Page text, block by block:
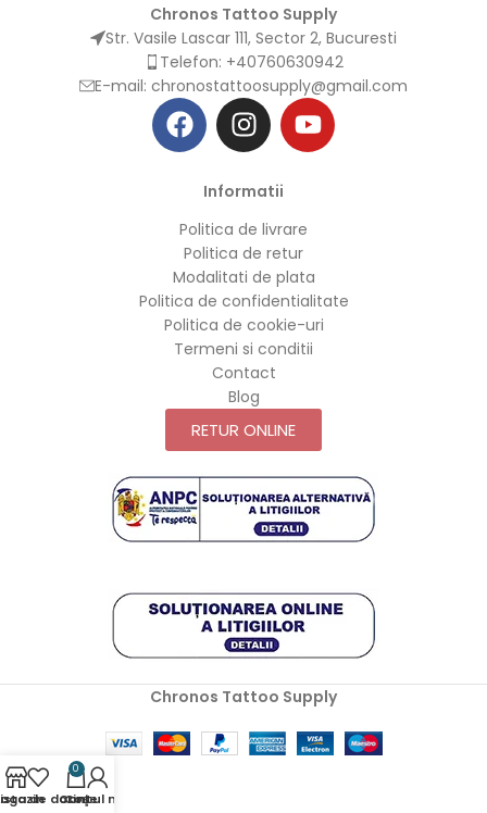
Chronos Tattoo Supply
Str. Vasile Lascar 111, Sector 2, Bucuresti
Telefon: +40760630942
E-mail: chronostattoosupply@gmail.com
Informatii
Politica de livrare
Politica de retur
Modalitati de plata
Politica de confidentialitate
Politica de cookie-uri
Termeni si conditii
Contact
Blog
RETUR ONLINE
Chronos Tattoo Supply
de dorințe
0
Coș
Contul meu